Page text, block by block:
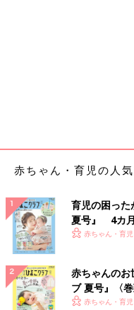
赤ちゃん・育児の人
育児の困った
夏号』 4カ月
いっぱい！
赤ちゃん・育児
赤ちゃんのお
ブ 夏号』〈
く！ おっぱ
赤ちゃん・育児